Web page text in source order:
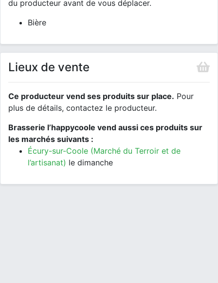
du producteur avant de vous déplacer.
Bière
Lieux de vente
Ce producteur vend ses produits sur place. Pour
plus de détails, contactez le producteur.
Brasserie l’happycoole vend aussi ces produits sur
les marchés suivants :
Écury-sur-Coole (Marché du Terroir et de
l’artisanat) le dimanche